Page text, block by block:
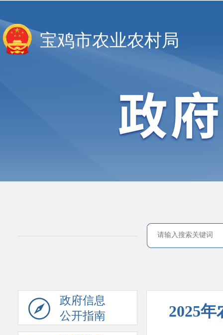
宝鸡市农业农村局
政府信息
公开指南
2025